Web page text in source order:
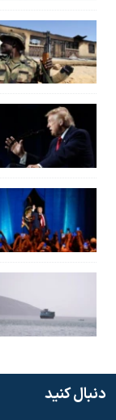
دنبال کنید